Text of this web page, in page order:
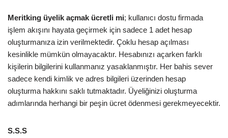
Meritking üyelik açmak ücretli mi; kullanıcı dostu firmada
işlem akışını hayata geçirmek için sadece 1 adet hesap
oluşturmanıza izin verilmektedir. Çoklu hesap açılması
kesinlikle mümkün olmayacaktır. Hesabınızı açarken farklı
kişilerin bilgilerini kullanmanız yasaklanmıştır. Her bahis sever
sadece kendi kimlik ve adres bilgileri üzerinden hesap
oluşturma hakkını saklı tutmaktadır. Üyeliğinizi oluşturma
adımlarında herhangi bir peşin ücret ödenmesi gerekmeyecektir.
S.S.S